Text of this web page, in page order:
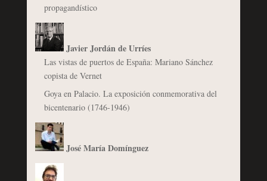
propagandístico
Javier Jordán de Urríes
Las vistas de puertos de España: Mariano Sánchez
copista de Vernet
Goya en Palacio. La exposición conmemorativa del
bicentenario (1746-1946)
José María Domínguez